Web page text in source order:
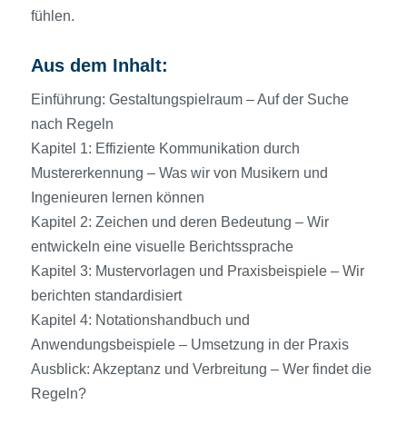
fühlen.
Aus dem Inhalt:
Einführung: Gestaltungspielraum – Auf der Suche
nach Regeln
Kapitel 1: Effiziente Kommunikation durch
Mustererkennung – Was wir von Musikern und
Ingenieuren lernen können
Kapitel 2: Zeichen und deren Bedeutung – Wir
entwickeln eine visuelle Berichtssprache
Kapitel 3: Mustervorlagen und Praxisbeispiele – Wir
berichten standardisiert
Kapitel 4: Notationshandbuch und
Anwendungsbeispiele – Umsetzung in der Praxis
Ausblick: Akzeptanz und Verbreitung – Wer findet die
Regeln?